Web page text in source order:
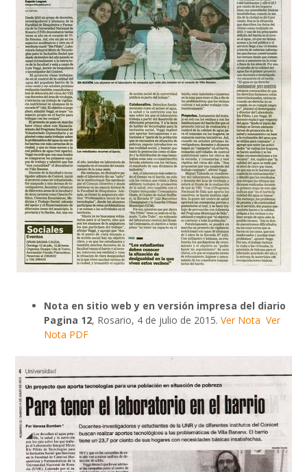
Nota en sitio web y en versión impresa del diario
Pagina 12, Rosario, 4 de julio de 2015. Ver Nota Ver
Nota PDF